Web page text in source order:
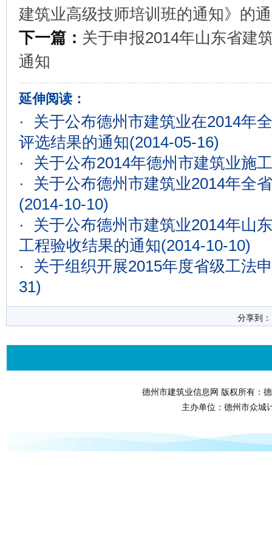
建筑业高级技师培训班的通知》的
下一篇： 关于申报2014年山东省建
通知
延伸阅读：
·
关于公布德州市建筑业在2014年
评选结果的通知(2014-05-16)
·
关于公布2014年德州市建筑业施
·
关于公布德州市建筑业2014年全
(2014-10-10)
·
关于公布德州市建筑业2014年山
工程验收结果的通知(2014-10-10)
·
关于组织开展2015年度省级工法
31)
分享到
德州市建筑业信息网 版权所有：
主办单位：德州市众城